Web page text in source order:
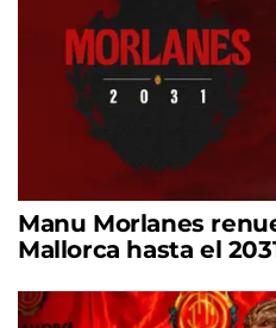
Manu Morlanes
Mallorca hasta el